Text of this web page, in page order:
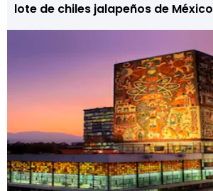
lote de chiles jalapeños de México